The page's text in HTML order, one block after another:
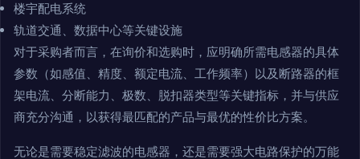
楼宇配电系统
轨道交通、数据中心等关键设施
对于采购者而言，在询价和选购时，应明确所需电感器的具体
参数（如感值、精度、额定电流、工作频率）以及断路器的框
架电流、分断能力、极数、脱扣器类型等关键指标，并与供应
商充分沟通，以获得最匹配的产品与最优的性价比方案。
无论是需要稳定滤波的电感器，还是需要强大电路保护的万能